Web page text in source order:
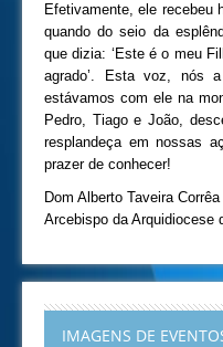
Efetivamente, ele recebeu
quando do seio da
que dizia: ‘Este é o meu
agrado’. Esta voz, nós
estávamos com ele na
Pedro, Tiago e João,
resplandeça em nossas
prazer de conhecer!
Dom Alberto Taveira Corrêa
Arcebispo da Arquidiocese
IMAGENS DE